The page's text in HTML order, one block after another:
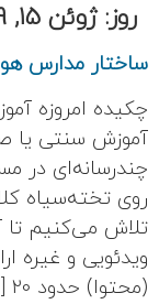
روز:ژوئن 15, 2019
ساختار مدارس
چکیده امروزه
آموزش سنتی یا
چندرسانه‌ای در
روی تخته‌سیاه
تلاش می‌کنیم تا
ویدئویی و غیره
(محتوا) حدود 20 […]